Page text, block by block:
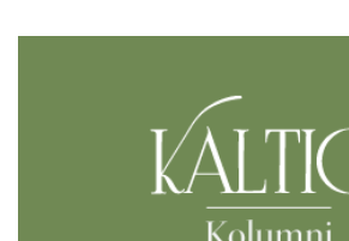
5/2025
Info
Tilaus ja
Yhteistyössä
Toimitus